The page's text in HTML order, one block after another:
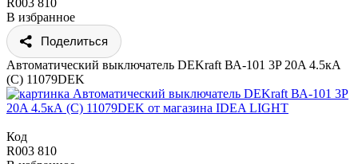
В избранное
Поделиться
Автоматический выключатель DEKraft ВА-101 3P 20A 4.5кА
(C) 11079DEK
Код
R003 810